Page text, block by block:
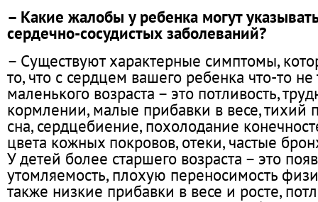
– Какие жалобы у ребенка могут
сердечно-сосудистых заболеваний?
– Существуют характерные симптомы,
то, что с сердцем вашего ребенка что-то не
маленького возраста – это потливость,
кормлении, малые прибавки в весе, тихий
сна, сердцебиение, похолодание
цвета кожных покровов, отеки, частые
У детей более старшего возраста – это
утомляемость, плохую переносимость
также низкие прибавки в весе и росте,